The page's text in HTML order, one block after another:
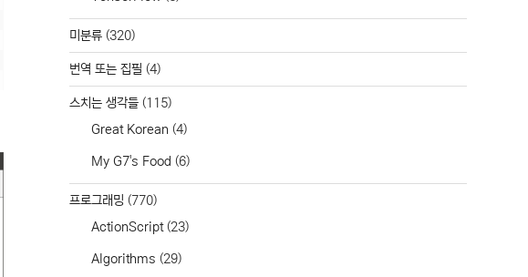
미분류 (320)
번역 또는 집필 (4)
스치는 생각들 (115)
Great Korean (4)
My G7's Food (6)
프로그래밍 (770)
ActionScript(23)
Algorithms (29)